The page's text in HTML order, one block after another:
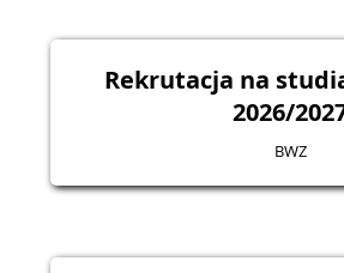
Rekrutacja na
2026/
BWZ